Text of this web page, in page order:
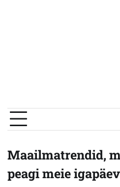
Maailmatrendid,
peagi meie